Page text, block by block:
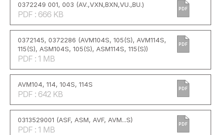
0372249 001, 003 (AV.,VXN,BXN,VU.,BU.)
PDF : 666 KB
PDF
0372145, 0372286 (AVM104S, 105(S), AVM114S,
115(S), ASM104S, 105(S), ASM114S, 115(S))
PDF : 1 MB
PDF
AVM104, 114, 104S, 114S
PDF : 642 KB
PDF
0313529001 (ASF, ASM, AVF, AVM...S)
PDF : 1 MB
PDF